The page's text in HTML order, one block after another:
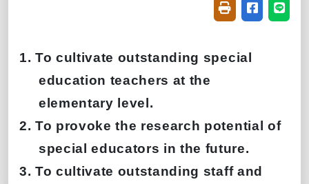
FriendlyShare on
1. To cultivate outstanding special
education teachers at the
elementary level.
2. To provoke the research potential of
special educators in the future.
3. To cultivate outstanding staff and